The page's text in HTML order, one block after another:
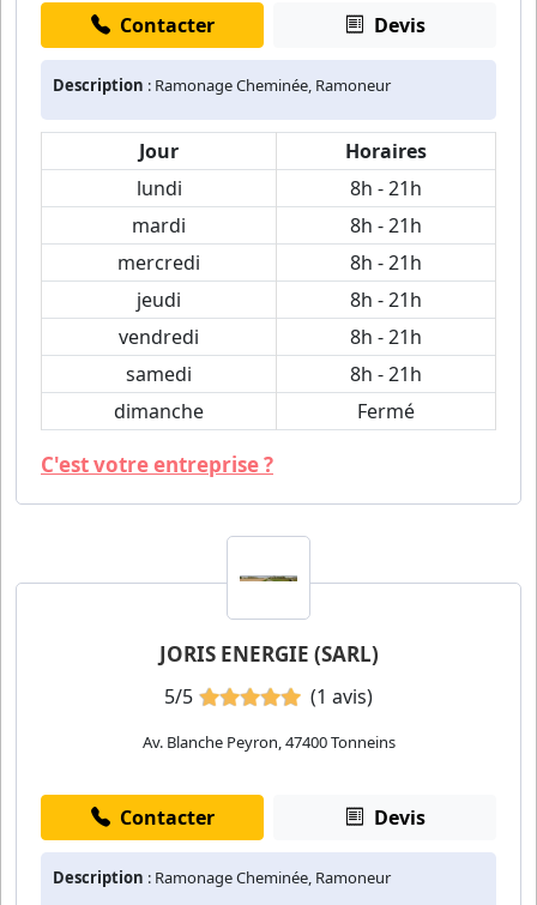
Contacter Devis
Description : Ramonage Cheminée, Ramoneur
Jour
Horaires
lundi
8h - 21h
mardi
8h - 21h
mercredi
8h - 21h
jeudi
8h - 21h
vendredi
8h - 21h
samedi
8h - 21h
dimanche
Fermé
C'est votre entreprise ?
JORIS ENERGIE (SARL)
5/5 (1 avis)
Av. Blanche Peyron, 47400 Tonneins
Contacter Devis
Description : Ramonage Cheminée, Ramoneur